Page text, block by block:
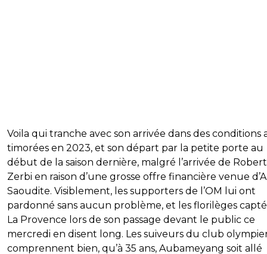
Voila qui tranche avec son arrivée dans des conditions
timorées en 2023, et son départ par la petite porte au
début de la saison dernière, malgré l’arrivée de
Zerbi en raison d’une grosse offre financière venue
Saoudite. Visiblement, les supporters de l’OM lui ont
pardonné sans aucun problème, et les florilèges
La Provence lors de son passage devant le public ce
mercredi en disent long. Les suiveurs du club
comprennent bien, qu’à 35 ans, Aubameyang soit allé